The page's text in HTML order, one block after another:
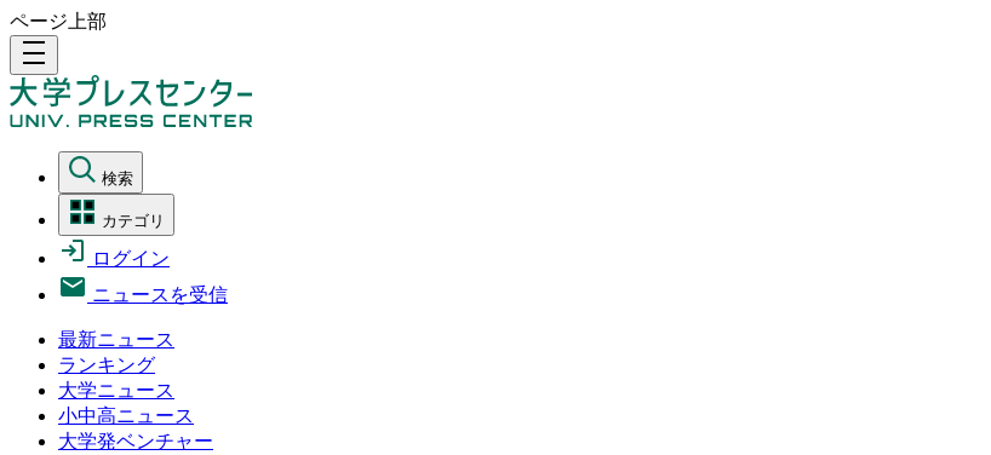
ページ上部
density_medium
検索
カテゴリ
ログイン
ニュースを受信
最新ニュース
ランキング
大学ニュース
小中高ニュース
大学発ベンチャー